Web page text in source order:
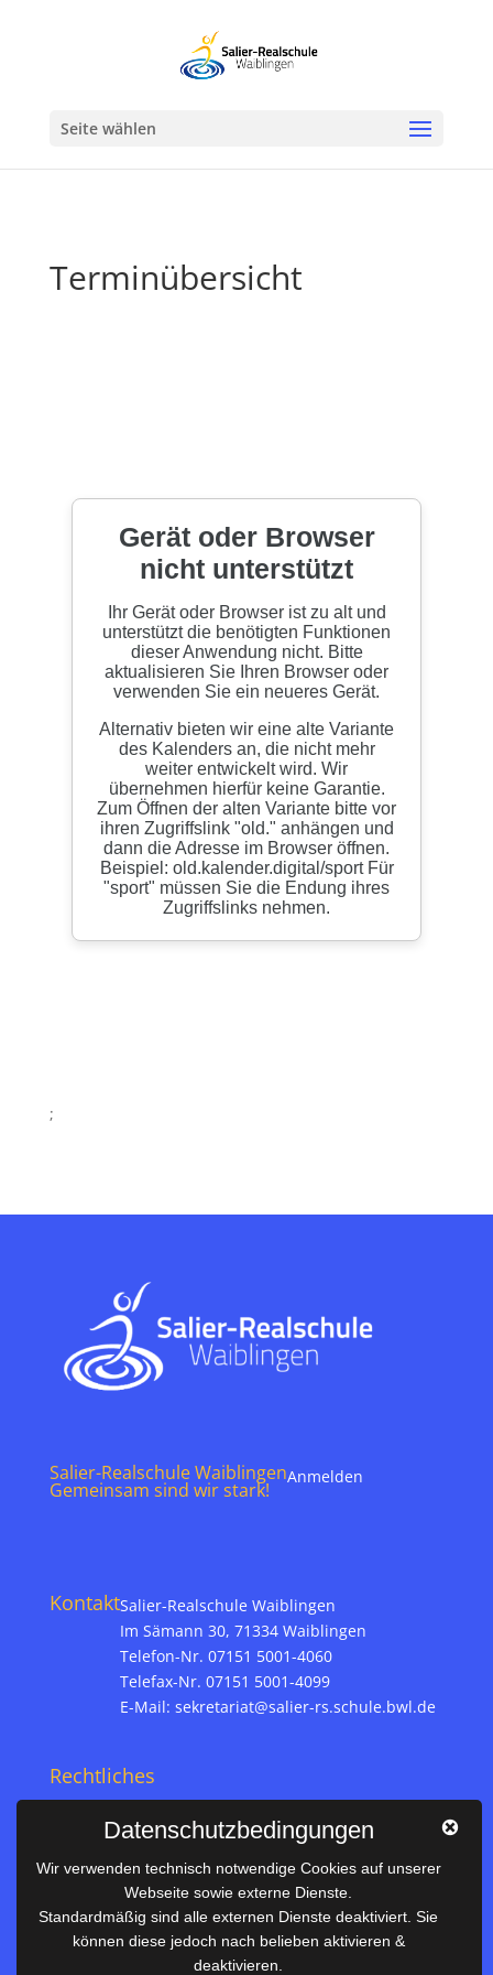
Seite wählen
Terminübersicht
;
Salier-Realschule Waiblingen
Gemeinsam sind wir stark!
Anmelden
KontaktSalier-Realschule Waiblingen
Im Sämann 30, 71334 Waiblingen
Telefon-Nr. 07151 5001-4060
Telefax-Nr. 07151 5001-4099
E-Mail: sekretariat@salier-rs.schule.bwl.de
Rechtliches
Datenschutz
Nützliches
Vertretungsplan
Datenschutzbedingungen
Wir verwenden technisch notwendige Cookies auf unserer
Webseite sowie externe Dienste.
Standardmäßig sind alle externen Dienste deaktiviert. Sie
können diese jedoch nach belieben aktivieren &
deaktivieren.